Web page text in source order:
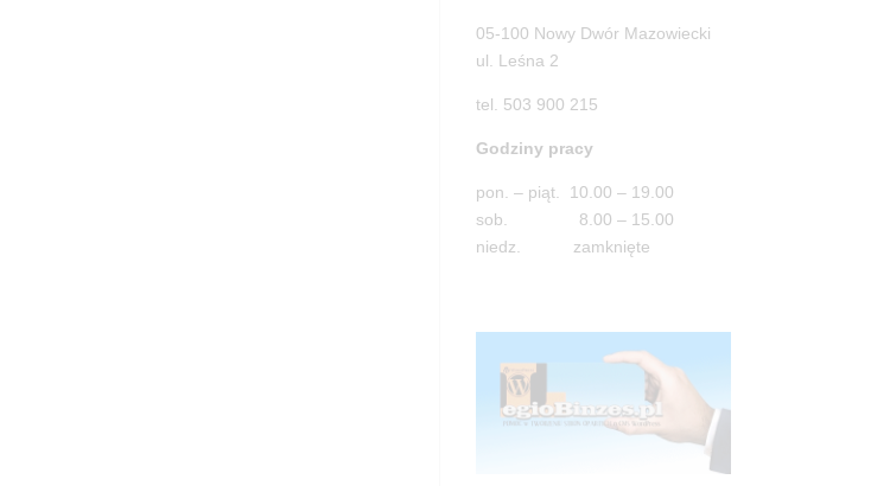
05-100 Nowy Dwór Mazowiecki
ul. Leśna 2
tel. 503 900 215
Godziny pracy
pon. – piąt. 10.00 – 19.00
sob. 8.00 – 15.00
niedz. zamknięte